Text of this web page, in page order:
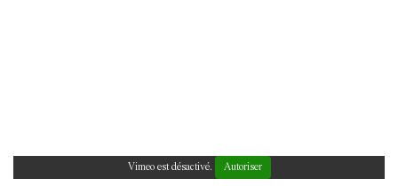
Vimeo est désactivé. Autoriser